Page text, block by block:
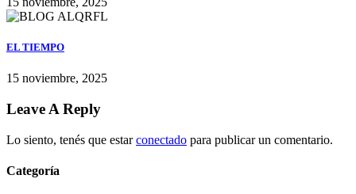
EL TIEMPO
15 noviembre, 2025
Leave A Reply
Lo siento, tenés que estarconectado para publicar un comentario.
Categoría